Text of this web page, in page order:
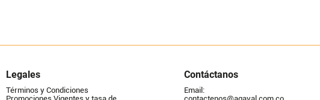
Legales
Términos y Condiciones
Contáctanos
Email: